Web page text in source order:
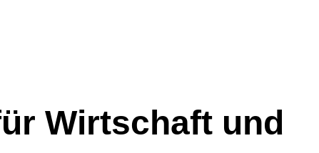
Wirtschaft und